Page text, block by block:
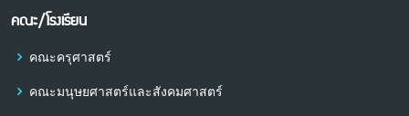
คณะ/โรงเรียน
คณะครุศาสตร์
คณะมนุษยศาสตร์และสังคมศาสตร์